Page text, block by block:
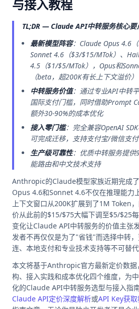
与接入教程
TL;DR — Claude API中转服务核心要
最新模型阵容：Claude Opus 4.6
Sonnet 4.6（$3/$15/MTok）、
4.5（$1/$5/MTok），Opus和
（beta，超200K有长上下文溢价）
中转服务价值：通过专业API中转
国际支付门槛，同时借助Prompt
额外30-90%的成本优化
接入零门槛：完全兼容OpenAI
可完成迁移，支持支付宝/微信支付
生产级可靠性：优质中转服务提供
能路由和中文技术支持
Anthropic的Claude模型家族近期完成
Opus 4.6和Sonnet 4.6不仅在推理能力
上下文窗口从200K扩展到了1M Token
价从此前的$15/$75大幅下调至$5/$25
变化让Claude API中转服务的价值主
发者不再仅仅是为了"省钱"而选择中转
连、本地支付和专业技术支持等不可替代
本文将基于Anthropic官方最新定价数据
构、接入实践和成本优化四个维度，为
化的Claude API中转服务选型与接入指
Claude API定价深度解析或API Key获